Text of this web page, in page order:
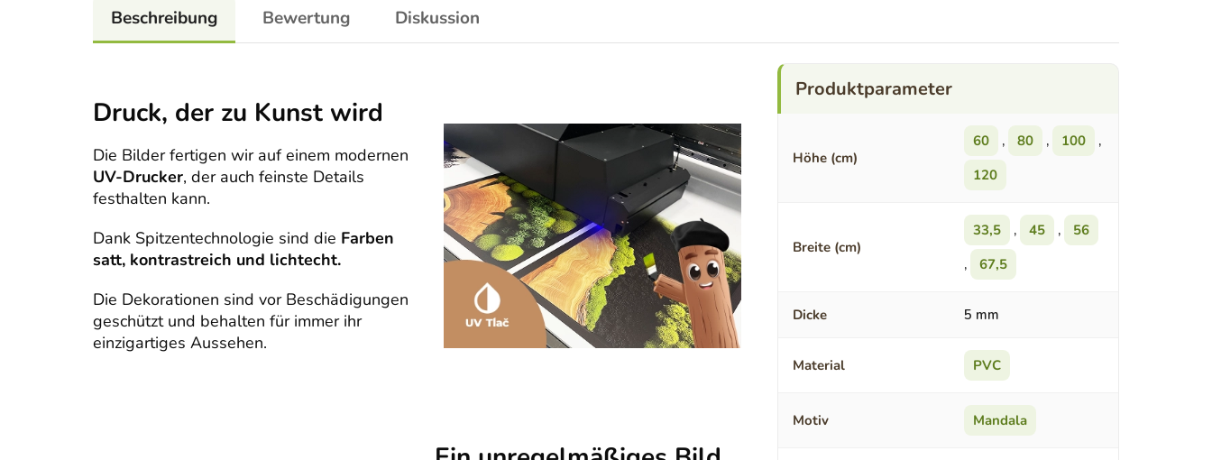
Beschreibung Bewertung Diskussion
Druck, der zu Kunst wird
Die Bilder fertigen wir auf einem modernen
UV-Drucker, der auch feinste Details
festhalten kann.
Dank Spitzentechnologie sind die Farben
satt, kontrastreich und lichtecht.
Die Dekorationen sind vor Beschädigungen
geschützt und behalten für immer ihr
einzigartiges Aussehen.
Höhe (cm)
60 , 80 , 100
,
120
Breite (cm)
33,5 , 45 ,
56
,
67,5
Dicke 5 mm
Material PVC
Motiv Mandala